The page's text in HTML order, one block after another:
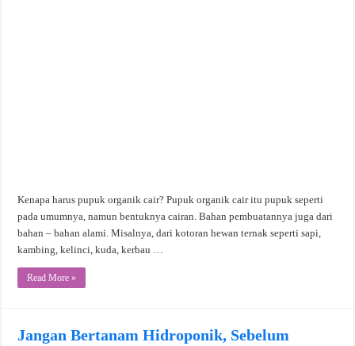
Kenapa harus pupuk organik cair? Pupuk organik cair itu pupuk seperti
pada umumnya, namun bentuknya cairan. Bahan pembuatannya juga dari
bahan – bahan alami. Misalnya, dari kotoran hewan ternak seperti sapi,
kambing, kelinci, kuda, kerbau …
Read More »
Jangan Bertanam Hidroponik, Sebelum